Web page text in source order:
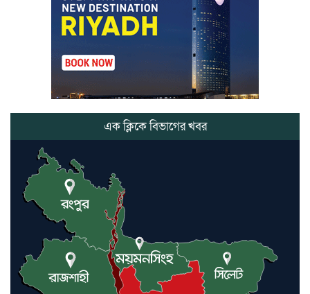
লাউয়াছড়া জাতীয় উদ্যানের সিএমসি
হিসাবরক্ষক আবজালুল হকের
মৃত্যুতে,এলাকায় শোকের ছায়া
ভোলাগঞ্জ স্থলবন্দরে এলসি আটকে
হয়রানির অভিযোগ, বিএনপির সাবেক
সভাপতির
গলিত মরদেহ উদ্ধার
লন্ডনে আদমপুর ইউনাইটেড কলেজ
বাস্তবায়ন নিয়ে আলোচনা সভা
এক ক্লিকে বিভাগের খবর